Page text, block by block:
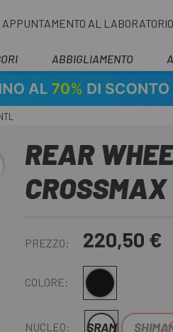
APPUNTAMENTO AL LABORATORIO
ABBIGLIAMENTO
REAR
PREZZO: 220,50 €
COLORE: Multiplo
NUCLEO: SRAM